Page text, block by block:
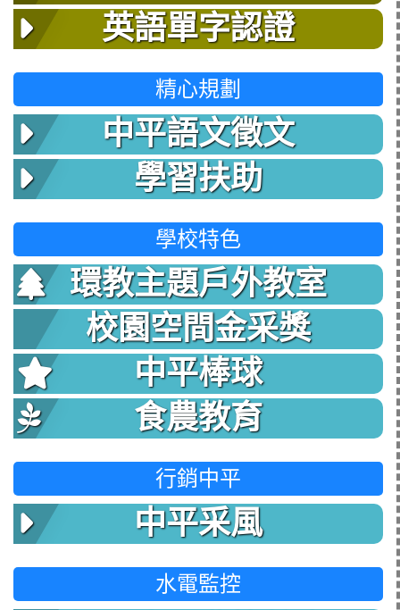
英語單字認證
精心規劃
中平語文徵文
學習扶助
學校特色
環教主題戶外教室
校園空間金采獎
中平棒球
食農教育
行銷中平
中平采風
水電監控